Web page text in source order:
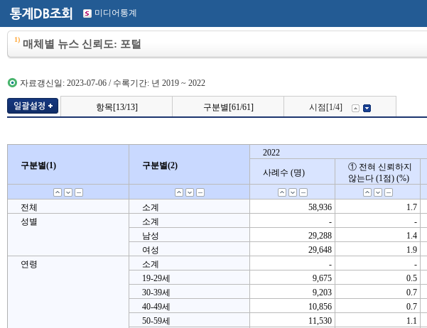
미디어통계
1) 매체별 뉴스 신뢰도: 포털
자료갱신일: 2023-07-06 / 수록기간: 년 2019 ~ 2022
항목[13/13] 구분별[61/61] 시점[1/4]
구분별(1) 구분별(2)
2022
사례수 (명)
① 전혀 신뢰하지
않는다 (1점) (%)
전체 소계 58,936 1.7
성별
소계 - -
남성
29,288 1.4
여성
29,648 1.9
연령
소계 - -
19-29세
9,675 0.5
30-39세
9,203 0.7
40-49세
10,856 0.7
50-59세
11,530 1.1
구분별(1) 구분별(2)
2022
사례수 (명)
① 전혀 신뢰하지
않는다 (1점) (%)